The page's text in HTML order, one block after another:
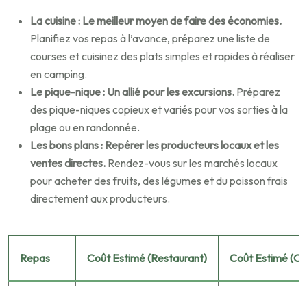
La cuisine : Le meilleur moyen de faire des économies.
Planifiez vos repas à l’avance, préparez une liste de
courses et cuisinez des plats simples et rapides à réaliser
en camping.
Le pique-nique : Un allié pour les excursions. Préparez
des pique-niques copieux et variés pour vos sorties à la
plage ou en randonnée.
Les bons plans : Repérer les producteurs locaux et les
ventes directes. Rendez-vous sur les marchés locaux
pour acheter des fruits, des légumes et du poisson frais
directement aux producteurs.
Repas Coût Estimé (Restaurant) Coût Estimé